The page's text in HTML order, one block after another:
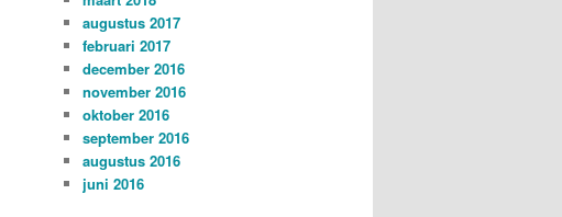
augustus 2017
februari 2017
december 2016
november 2016
oktober 2016
september 2016
augustus 2016
juni 2016